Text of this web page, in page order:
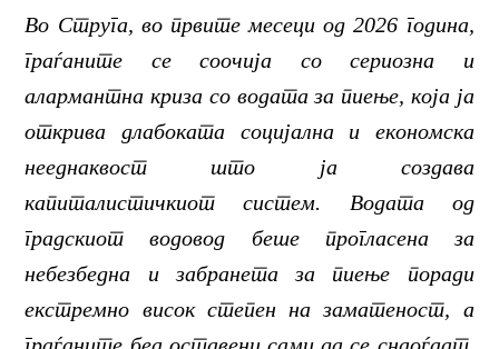
Во Струга, во првите месеци од 2026 година,
граѓаните се соочија со сериозна и
алармантна криза со водата за пиење, која ја
открива длабоката социјална и економска
нееднаквост што ја создава
капиталистичкиот систем. Водата од
градскиот водовод беше прогласена за
небезбедна и забранета за пиење поради
екстремно висок степен на заматеност, а